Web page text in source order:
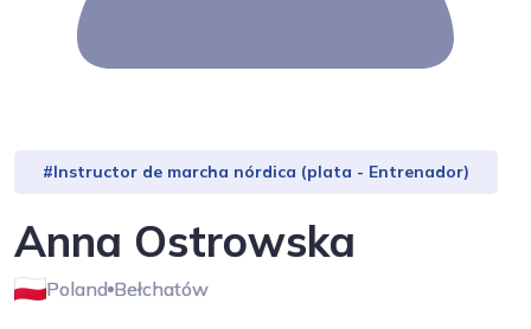
#Instructor de marcha nórdica (plata - Entrenador)
Anna Ostrowska
Poland Bełchatów